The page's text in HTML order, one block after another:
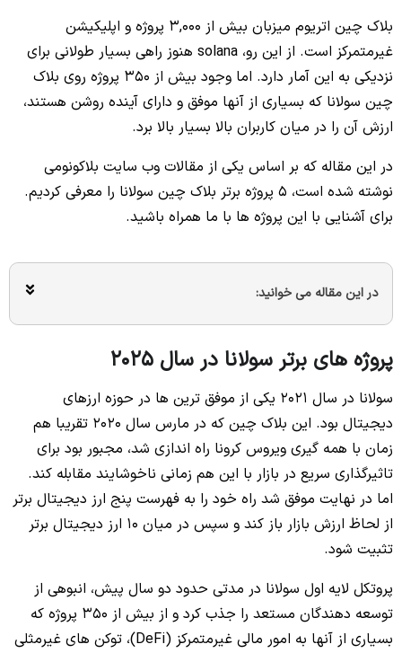
بلاک چین اتریوم میزبان بیش از 3,000 پروژه و اپلیکیشن
غیرمتمرکز است. از این رو، solana هنوز راهی بسیار طولانی برای
نزدیکی به این آمار دارد. اما وجود بیش از 350 پروژه روی بلاک
چین سولانا که بسیاری از آنها موفق و دارای آینده روشن هستند،
ارزش آن را در میان کاربران بالا بسیار بالا برد.
در این مقاله که بر اساس یکی از مقالات وب سایت بلاکونومی
نوشته شده است، 5 پروژه برتر بلاک چین سولانا را معرفی کردیم.
برای آشنایی با این پروژه ها با ما همراه باشید.
در این مقاله می خوانید:
پروژه های برتر سولانا در سال 2025
سولانا در سال 2021 یکی از موفق ترین ها در حوزه ارزهای
دیجیتال بود. این بلاک چین که در مارس سال 2020 تقریبا هم
زمان با همه گیری ویروس کرونا راه اندازی شد، مجبور بود برای
تاثیرگذاری سریع در بازار با این هم زمانی ناخوشایند مقابله کند.
اما در نهایت موفق شد راه خود را به فهرست پنج ارز دیجیتال برتر
از لحاظ ارزش بازار باز کند و سپس در میان 10 ارز دیجیتال برتر
تثبیت شود.
پروتکل لایه اول سولانا در مدتی حدود دو سال پیش، انبوهی از
توسعه دهندگان مستعد را جذب کرد و از بیش از 350 پروژه که
بسیاری از آنها به امور مالی غیرمتمرکز (DeFi)، توکن های غیرمثلی